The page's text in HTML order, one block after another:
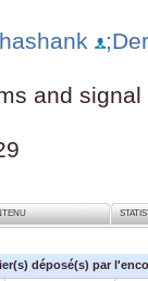
and
déposé(s) par